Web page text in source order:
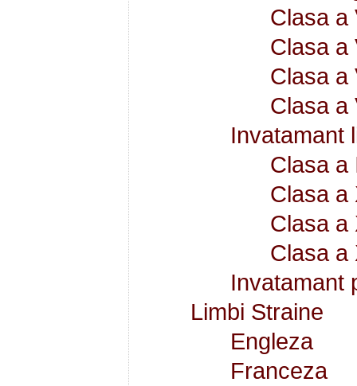
Clasa a
Clasa a
Clasa a
Clasa a
Invatamant
Clasa a
Clasa a
Clasa a
Clasa a
Invatamant
Limbi Straine
Engleza
Franceza